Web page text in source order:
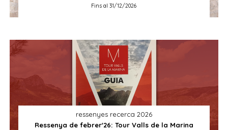
Fins al 31/12/2026
ressenyes recerca 2026
Ressenya de febrer'26: Tour Valls de la Marina